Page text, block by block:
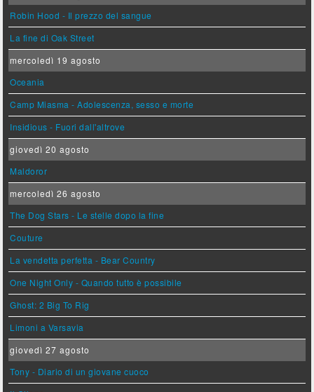
Robin Hood - Il prezzo del sangue
La fine di Oak Street
mercoledì 19 agosto
Oceania
Camp Miasma - Adolescenza, sesso e morte
Insidious - Fuori dall'altrove
giovedì 20 agosto
Maldoror
mercoledì 26 agosto
The Dog Stars - Le stelle dopo la fine
Couture
La vendetta perfetta - Bear Country
One Night Only - Quando tutto è possibile
Ghost: 2 Big To Rig
Limoni a Varsavia
giovedì 27 agosto
Tony - Diario di un giovane cuoco